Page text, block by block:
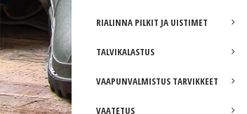
RIALINNA PILKIT JA UISTIMET
TALVIKALASTUS
VAAPUNVALMISTUS TARVIKKEET
VAATETUS